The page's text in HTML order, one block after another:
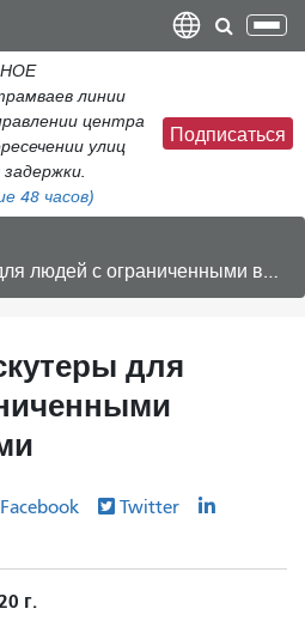
содержанию
линии
центра
улиц
48 часов)
Подписаться
с ограниченными возможностями
для
Facebook
Twitter
г.